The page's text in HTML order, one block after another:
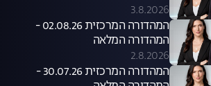
3.8.2026
המהדורה המרכזית 02.08.26 -
המהדורה המלאה
2.8.2026
המהדורה המרכזית 30.07.26 -